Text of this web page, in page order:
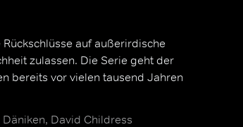
auf außerirdische
zulassen. Die Serie geht der
bereits vor vielen tausend Jahren
David Childress